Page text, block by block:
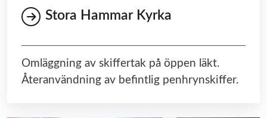
Stora Hammar Kyrka
Omläggning av skiffertak på öppen läkt.
Återanvändning av befintlig penhrynskiffer.